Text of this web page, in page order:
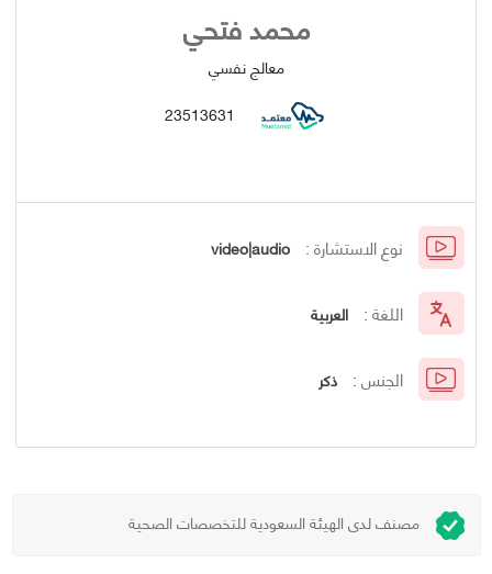
محمد فتحي
معالج نفسي
نوع الاستشارة : video|audio
اللغة : العربية
الجنس : ذكر
مصنف لدى الهيئة السعودية للتخصصات الصحية